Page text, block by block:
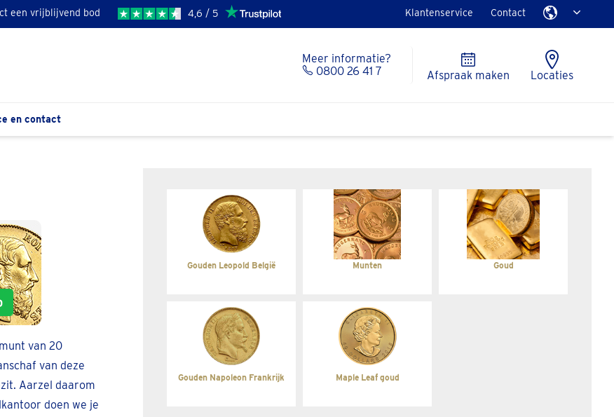
een vrijblijvend bod 4,6 / 5 Klantenservice Contact
Meer informatie?
0800 26 41 7
Afspraak maken Locaties
en contact
van 20
van deze
Aarzel daarom
doen we je
Gouden Leopold België Munten Goud
Gouden Napoleon Frankrijk Maple Leaf goud